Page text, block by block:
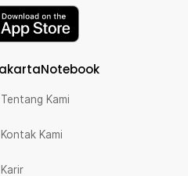
Tentang Kami
Kontak Kami
Karir